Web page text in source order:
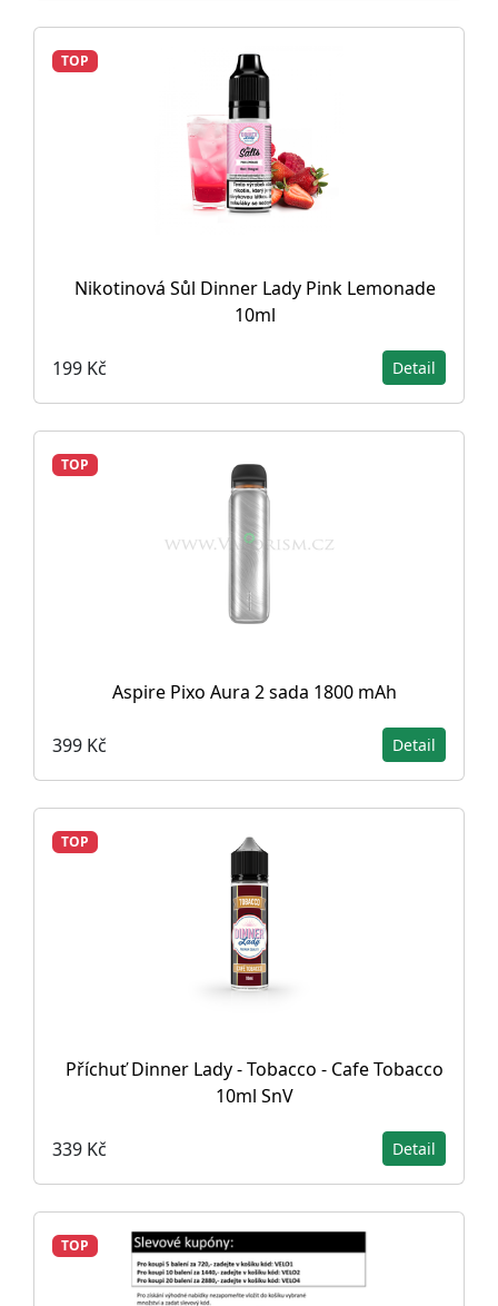
TOP
Nikotinová Sůl Dinner Lady Pink Lemonade
10ml
199 Kč Detail
TOP
Aspire Pixo Aura 2 sada 1800 mAh
399 Kč Detail
TOP
Příchuť Dinner Lady - Tobacco - Cafe Tobacco
10ml SnV
339 Kč Detail
TOP